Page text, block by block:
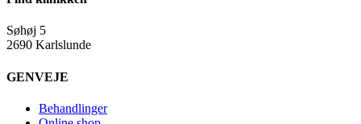
Søhøj 5
2690 Karlslunde
GENVEJE
Behandlinger